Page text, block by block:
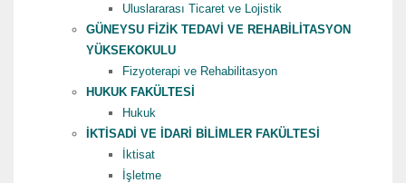
Uluslararası Ticaret ve Lojistik
GÜNEYSU FİZİK TEDAVİ VE REHABİLİTASYON
YÜKSEKOKULU
Fizyoterapi ve Rehabilitasyon
HUKUK FAKÜLTESİ
Hukuk
İKTİSADİ VE İDARİ BİLİMLER FAKÜLTESİ
İktisat
İşletme